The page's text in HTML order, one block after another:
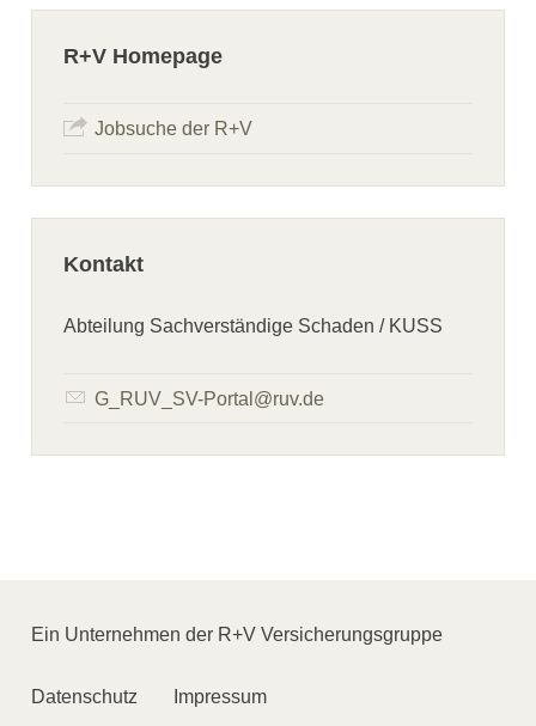
R+V Homepage
Jobsuche der R+V
Kontakt
Abteilung Sachverständige Schaden / KUSS
G_RUV_SV-Portal@ruv.de
überspringen
Ein Unternehmen der R+V Versicherungsgruppe
Datenschutz Impressum